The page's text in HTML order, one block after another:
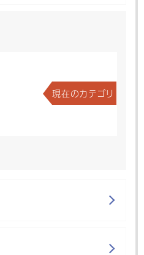
現在のカテゴリ